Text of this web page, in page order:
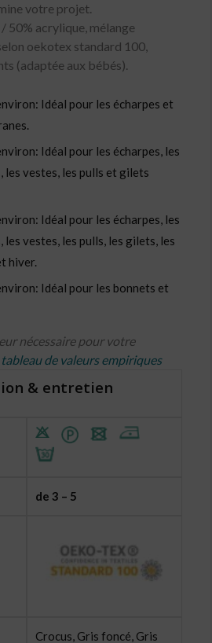
votre projet.
50% acrylique, mélange
oekotex standard 100,
(adaptée aux bébés).
Idéal pour les écharpes et
Idéal pour les écharpes, les
les vestes, les pulls et gilets
Idéal pour les écharpes, les
les vestes, les pulls, les gilets, les
hiver.
Idéal pour les bonnets et
nécessaire pour votre
tableau de valeurs empiriques
& entretien
de 3 – 5
Crocus, Gris foncé, Gris